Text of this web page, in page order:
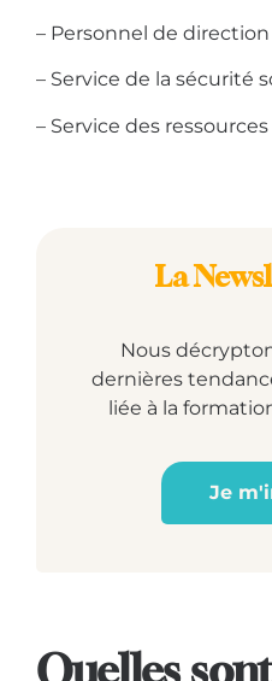
– Personnel de
– Service de la sécurité
– Service des
La
Nous
dernières
liée à la
Je